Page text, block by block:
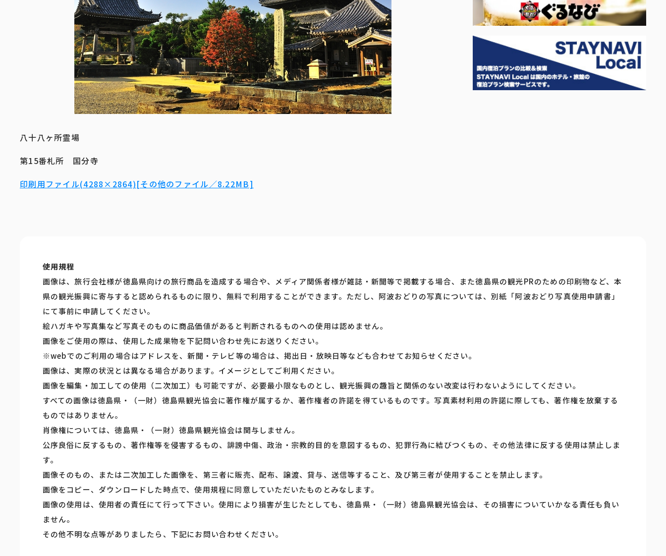
八十八ヶ所霊場
第15番札所 国分寺
印刷用ファイル(4288×2864)[その他のファイル／8.22MB]
使用規程
画像は、旅行会社様が徳島県向けの旅行商品を造成する場合や、メディア関係者様が雑誌・新聞等で掲載する場合、また徳島県の観光PRのための印刷物など、本
県の観光振興に寄与すると認められるものに限り、無料で利用することができます。ただし、阿波おどりの写真については、別紙「阿波おどり写真使用申請書」
にて事前に申請してください。
絵ハガキや写真集など写真そのものに商品価値があると判断されるものへの使用は認めません。
画像をご使用の際は、使用した成果物を下記問い合わせ先にお送りください。
※webでのご利用の場合はアドレスを、新聞・テレビ等の場合は、掲出日・放映日等なども合わせてお知らせください。
画像は、実際の状況とは異なる場合があります。イメージとしてご利用ください。
画像を編集・加工しての使用（二次加工）も可能ですが、必要最小限なものとし、観光振興の趣旨と関係のない改変は行わないようにしてください。
すべての画像は徳島県・（一財）徳島県観光協会に著作権が属するか、著作権者の許諾を得ているものです。写真素材利用の許諾に際しても、著作権を放棄する
ものではありません。
肖像権については、徳島県・（一財）徳島県観光協会は関与しません。
公序良俗に反するもの、著作権等を侵害するもの、誹謗中傷、政治・宗教的目的を意図するもの、犯罪行為に結びつくもの、その他法律に反する使用は禁止しま
す。
画像そのもの、または二次加工した画像を、第三者に販売、配布、譲渡、貸与、送信等すること、及び第三者が使用することを禁止します。
画像をコピー、ダウンロードした時点で、使用規程に同意していただいたものとみなします。
画像の使用は、使用者の責任にて行って下さい。使用により損害が生じたとしても、徳島県・（一財）徳島県観光協会は、その損害についていかなる責任も負い
ません。
その他不明な点等がありましたら、下記にお問い合わせください。